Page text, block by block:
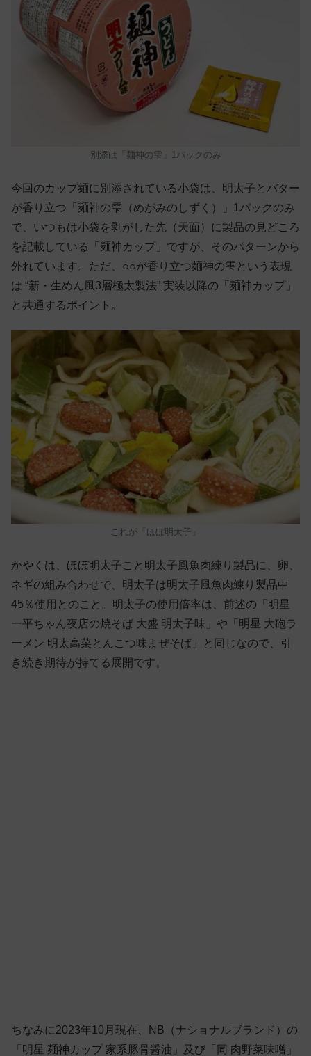
別添は「麺神の雫」1パックのみ
今回のカップ麺に別添されている小袋は、明太子とバター
が香り立つ「麺神の雫（めがみのしずく）」1パックのみ
で、いつもは小袋を剥がした先（天面）に製品の見どころ
を記載している「麺神カップ」ですが、そのパターンから
外れています。ただ、○○が香り立つ麺神の雫という表現
は “新・生めん風3層極太製法” 実装以降の「麺神カップ」
と共通するポイント。
これが「ほぼ明太子」
かやくは、ほぼ明太子こと明太子風魚肉練り製品に、卵、
ネギの組み合わせで、明太子は明太子風魚肉練り製品中
45％使用とのこと。明太子の使用倍率は、前述の「明星
一平ちゃん夜店の焼そば 大盛 明太子味」や「明星 大砲ラ
ーメン 明太高菜とんこつ味まぜそば」と同じなので、引
き続き期待が持てる展開です。
ちなみに2023年10月現在、NB（ナショナルブランド）の
「明星 麺神カップ 家系豚骨醤油」及び「同 肉野菜味噌」